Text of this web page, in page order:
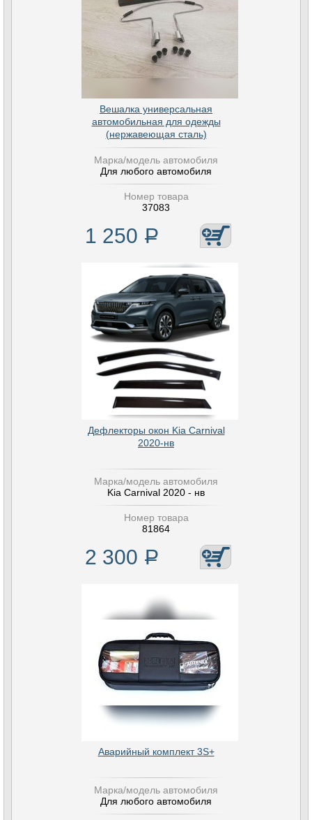
Вешалка универсальная
автомобильная для одежды
(нержавеющая сталь)
Марка/модель автомобиля
Для любого автомобиля
Номер товара
37083
1 250 Р
Дефлекторы окон Kia Carnival
2020-нв
Марка/модель автомобиля
Kia Carnival 2020 - нв
Номер товара
81864
2 300 Р
Аварийный комплект 3S+
Марка/модель автомобиля
Для любого автомобиля